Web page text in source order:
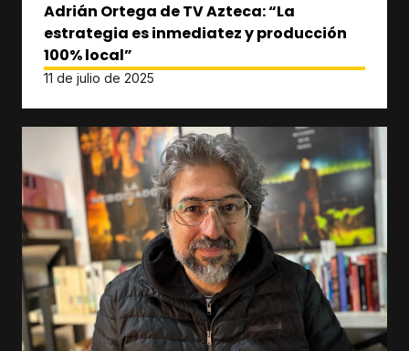
Adrián Ortega de TV Azteca: “La
estrategia es inmediatez y producción
100% local”
11 de julio de 2025